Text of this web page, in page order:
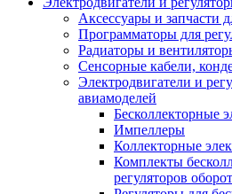
Аксессуары и запчасти
Программаторы для
Радиаторы и
Сенсорные кабели,
Электродвигатели и
авиамоделей
Бесколлекторные
Импеллеры
Коллекторные
Комплекты
регуляторов